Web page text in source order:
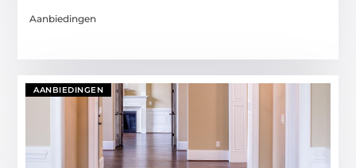
Aanbiedingen
AANBIEDINGEN